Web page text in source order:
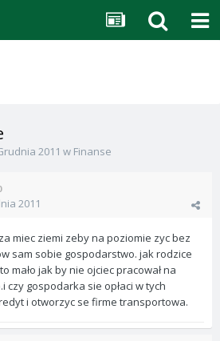
2011 w Finanse
2011
miec ziemi zeby na poziomie zyc bez
sam sobie gospodarstwo. jak rodzice
mało jak by nie ojciec pracował na
czy gospodarka sie opłaci w tych
i otworzyc se firme transportowa.